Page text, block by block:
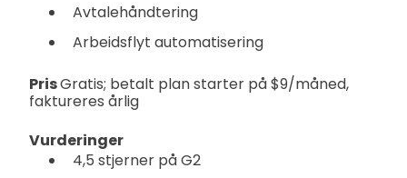
Avtalehåndtering
Arbeidsflyt automatisering
PrisGratis; betalt plan starter på $9/måned,
faktureres årlig
Vurderinger
4,5 stjerner på G2